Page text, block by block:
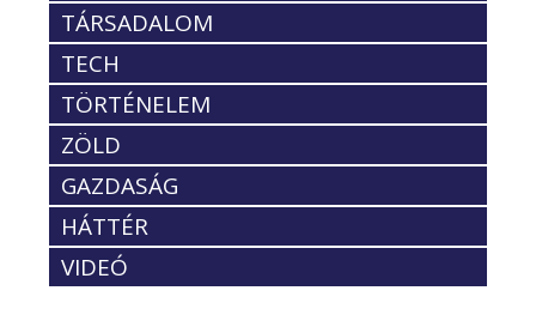
TÁRSADALOM
TECH
TÖRTÉNELEM
ZÖLD
GAZDASÁG
HÁTTÉR
VIDEÓ